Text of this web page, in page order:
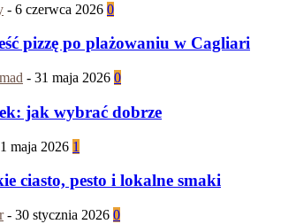
- 6 czerwca 2026 0
pizzę po plażowaniu w Cagliari
- 31 maja 2026 0
jak wybrać dobrze
1 maja 2026 1
ciasto, pesto i lokalne smaki
- 30 stycznia 2026 0